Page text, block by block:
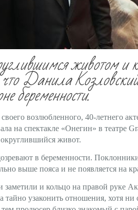
животом
что Данила
беременности.
возлюбленного, 40-летнего
на спектакле «Онегин» в театре
живот.
в беременности.
выше пояса и не появляется на
заметили и кольцо на правой руке
тайно узаконить отношения, хотя